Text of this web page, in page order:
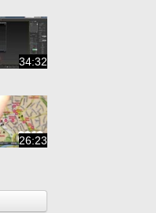
34:32
26:23